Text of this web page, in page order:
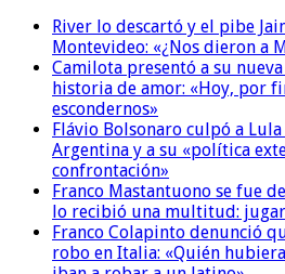
River lo descartó y el pibe
Montevideo: «¿Nos dieron a
Camilota presentó a su
historia de amor: «Hoy, por
escondernos»
Flávio Bolsonaro culpó a
Argentina y a su «política
confrontación»
Franco Mastantuono se fue
lo recibió una multitud:
Franco Colapinto denunció
robo en Italia: «Quién